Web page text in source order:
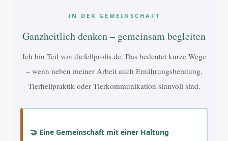
IN DER GEMEINSCHAFT
Ganzheitlich denken – gemeinsam begleiten
Ich bin Teil von diefellprofis.de. Das bedeutet kurze Wege
– wenn neben meiner Arbeit auch Ernährungsberatung,
Tierheilpraktik oder Tierkommunikation sinnvoll sind.
🤝 Eine Gemeinschaft mit einer Haltung